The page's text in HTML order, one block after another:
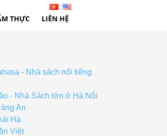
THỰC LIÊN HỆ
- Nhà sách nổi tiếng
- Nhà Sách lớn ở Hà Nội
An
Hà
Việt